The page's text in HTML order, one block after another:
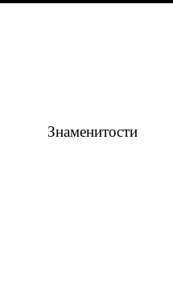
Знаменитости